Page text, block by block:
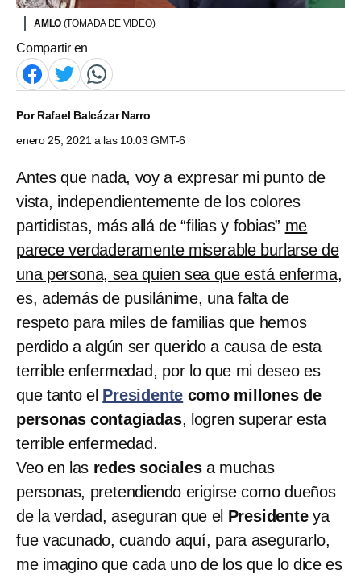
AMLO (TOMADA DE VIDEO)
Compartir en
PorRafael Balcázar Narro
enero 25, 2021 a las 10:03 GMT-6
Antes que nada, voy a expresar mi punto de
vista, independientemente de los colores
partidistas, más allá de “filias y fobias” me
parece verdaderamente miserable burlarse de
una persona, sea quien sea que está enferma,
es, además de pusilánime, una falta de
respeto para miles de familias que hemos
perdido a algún ser querido a causa de esta
terrible enfermedad, por lo que mi deseo es
que tanto el Presidente como millones de
personas contagiadas, logren superar esta
terrible enfermedad.
Veo en las redes socialesa muchas
personas, pretendiendo erigirse como dueños
de la verdad, aseguran que el Presidenteya
fue vacunado, cuando aquí, para asegurarlo,
me imagino que cada uno de los que lo dice es